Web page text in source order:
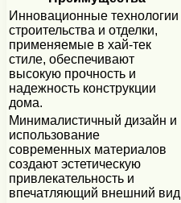
Инновационные технологии
строительства и отделки,
применяемые в хай-тек
стиле, обеспечивают
высокую прочность и
надежность конструкции
дома.
Минималистичный дизайн и
использование
современных материалов
создают эстетическую
привлекательность и
впечатляющий внешний вид